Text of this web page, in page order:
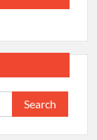
Search
for: